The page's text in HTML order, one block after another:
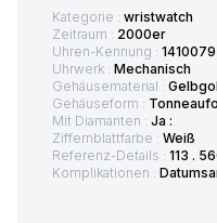
Kategorie : wristwatch
Zeitraum : 2000er
Uhren-Kennung :
Uhrwerk : Mechanisch
Gehäusematerial :
Gehäuseform :
Mit Diamanten : Ja :
Ziffernblattfarbe : Weiß
Referenz-Details : 113 .
Komplikationen :